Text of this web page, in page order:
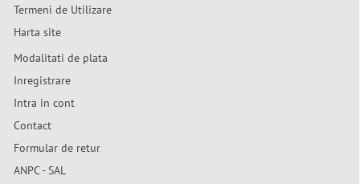
Termeni de Utilizare
Harta site
Modalitati de plata
Inregistrare
Intra in cont
Contact
Formular de retur
ANPC - SAL